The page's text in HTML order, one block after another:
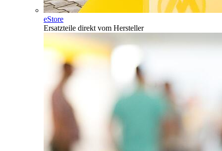
eStore
Ersatzteile direkt vom Hersteller